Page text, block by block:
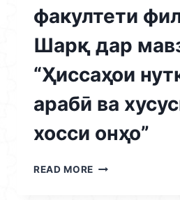
факултети
Шарқ дар
“Ҳиссаҳои
арабӣ ва
хосси онҳо”
READ MORE 18.11.2025